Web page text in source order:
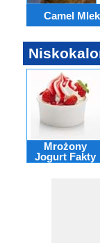
Camel
Mrożony
Jogurt Fakty